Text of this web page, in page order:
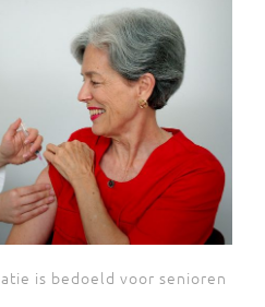
is bedoeld voor senioren